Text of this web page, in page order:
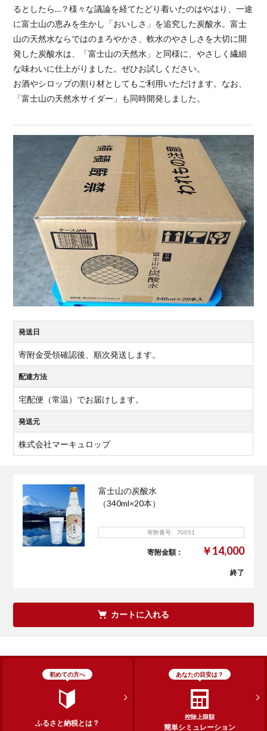
るとしたら…？様々な議論を経てたどり着いたのはやはり、一途
に富士山の恵みを生かし「おいしさ」を追究した炭酸水。富士
山の天然水ならではのまろやかさ、軟水のやさしさを大切に開
発した炭酸水は、「富士山の天然水」と同様に、やさしく繊細
な味わいに仕上がりました。ぜひお試しください。
お酒やシロップの割り材としてもご利用いただけます。なお、
「富士山の天然水サイダー」も同時開発しました。
発送日
寄附金受領確認後、順次発送します。
配達方法
宅配便（常温）でお届けします。
発送元
株式会社マーキュロップ
富士山の炭酸水
（340ml×20本）
寄附番号 70051
寄附金額： ￥14,000
終了
カートに入れる
初めての方へ
ふるさと納税とは？
あなたの目安は？
控除上限額
簡単シミュレーション